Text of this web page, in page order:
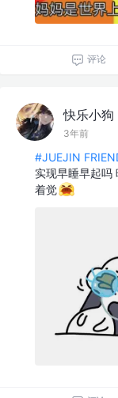
评论
快乐小狗
3年前
#JUEJIN
实现早睡早起吗
着觉